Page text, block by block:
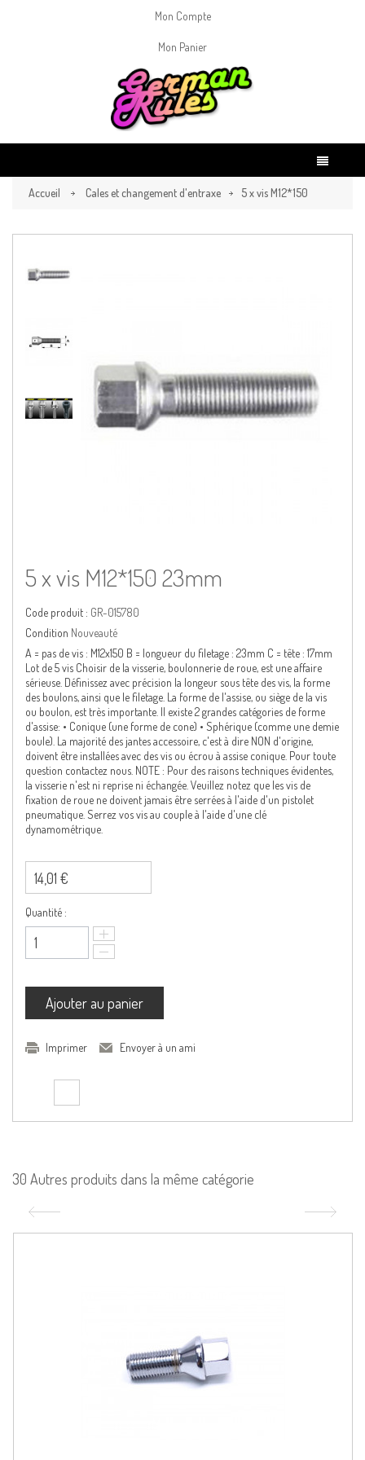
Mon Compte
Mon Panier
Accueil Cales et changement d'entraxe 5 x vis M12*150
5 x vis M12*150 23mm
Code produit : GR-015780
Condition Nouveauté
A = pas de vis : M12x150 B = longueur du filetage : 23mm C = tête : 17mm
Lot de 5 vis Choisir de la visserie, boulonnerie de roue, est une affaire
sérieuse. Définissez avec précision la longeur sous tête des vis, la forme
des boulons, ainsi que le filetage. La forme de l'assise, ou siège de la vis
ou boulon, est très importante. Il existe 2 grandes catégories de forme
d'assise: • Conique (une forme de cone) • Sphérique (comme une demie
boule). La majorité des jantes accessoire, c'est à dire NON d'origine,
doivent être installées avec des vis ou écrou à assise conique. Pour toute
question contactez nous. NOTE : Pour des raisons techniques évidentes,
la visserie n'est ni reprise ni échangée. Veuillez notez que les vis de
fixation de roue ne doivent jamais être serrées à l'aide d'un pistolet
pneumatique. Serrez vos vis au couple à l'aide d'une clé
dynamométrique.
14,01 €
Quantité :
Ajouter au panier
Imprimer Envoyer à un ami
30 Autres produits dans la même catégorie